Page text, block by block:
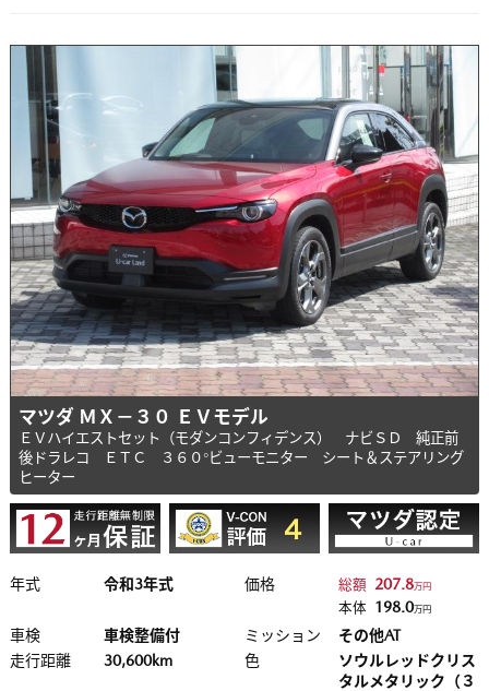
マツダ ＭＸ－３０ ＥＶモデル
ＥＶハイエストセット（モダンコンフィデンス） ナビＳＤ 純正前
後ドラレコ ＥＴＣ ３６０°ビューモニター シート＆ステアリング
ヒーター
年式 令和3年式 価格 総額 207.8万円
本体 198.0万円
車検 車検整備付 ミッション
その他AT
走行距離
30,600km 色
ソウルレッドクリス
タルメタリック（３